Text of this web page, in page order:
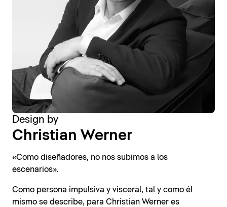
Design by
Christian Werner
«Como diseñadores, no nos subimos a los
escenarios».
Como persona impulsiva y visceral, tal y como él
mismo se describe, para Christian Werner es